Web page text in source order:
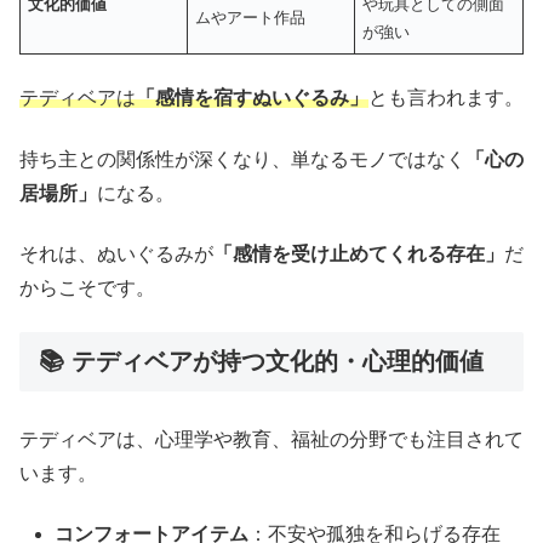
文化的価値
ムやアート作品
や玩具としての側面
が強い
テディベアは「感情を宿すぬいぐるみ」とも言われます。
持ち主との関係性が深くなり、単なるモノではなく
「心の
居場所」 になる。
それは、ぬいぐるみが 「感情を受け止めてくれる存在」 だ
からこそです。
📚 テディベアが持つ文化的・心理的価値
テディベアは、心理学や教育、福祉の分野でも注目されて
います。
コンフォートアイテム ：不安や孤独を和らげる存在